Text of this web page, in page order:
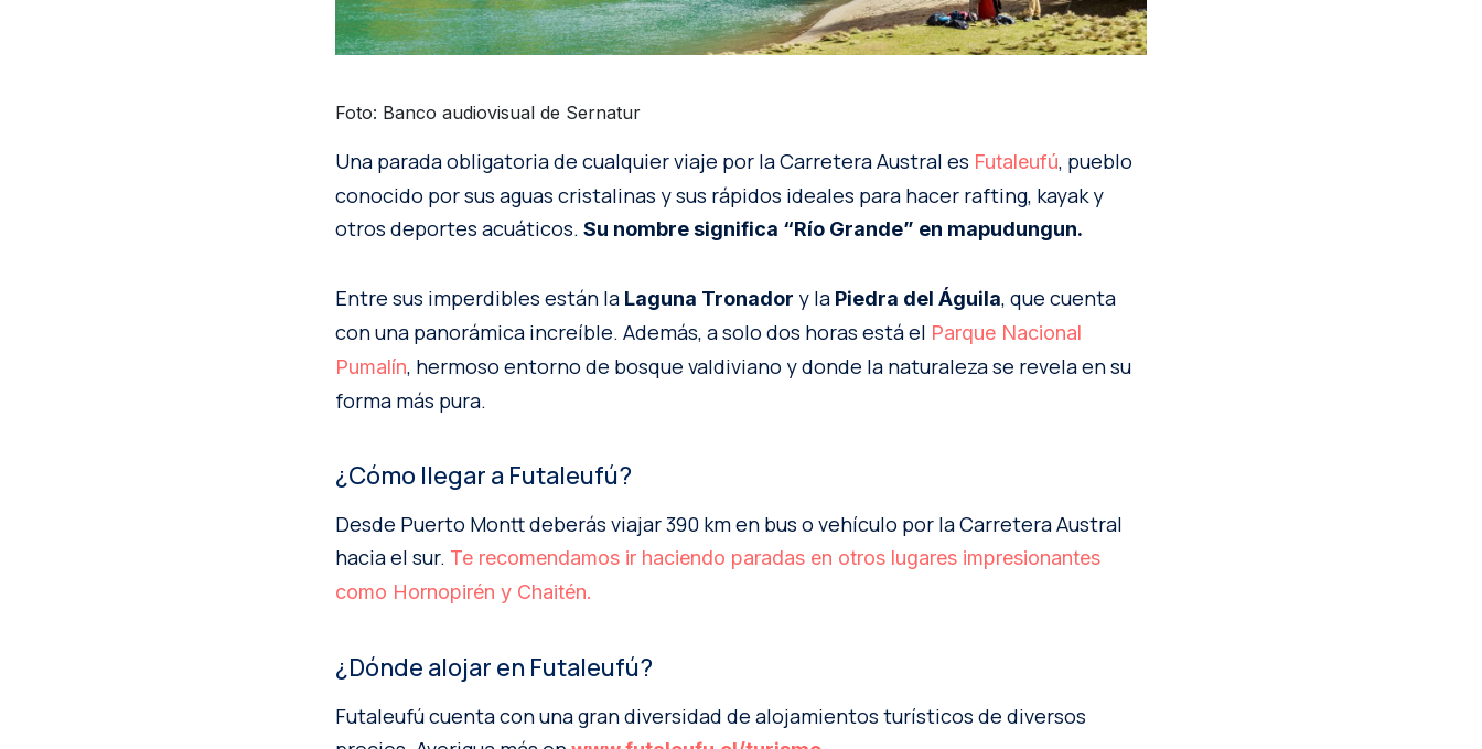
Foto: Banco audiovisual de Sernatur
Una parada obligatoria de cualquier viaje por la Carretera Austral es Futaleufú, pueblo
conocido por sus aguas cristalinas y sus rápidos ideales para hacer rafting, kayak y
otros deportes acuáticos. Su nombre significa “Río Grande” en mapudungun.
Entre sus imperdibles están la Laguna Tronador y la Piedra del Águila, que cuenta
con una panorámica increíble. Además, a solo dos horas está el Parque Nacional
Pumalín, hermoso entorno de bosque valdiviano y donde la naturaleza se revela en su
forma más pura.
¿Cómo llegar a Futaleufú?
Desde Puerto Montt deberás viajar 390 km en bus o vehículo por la Carretera Austral
hacia el sur. Te recomendamos ir haciendo paradas en otros lugares impresionantes
como Hornopirén y Chaitén.
¿Dónde alojar en Futaleufú?
Futaleufú cuenta con una gran diversidad de alojamientos turísticos de diversos